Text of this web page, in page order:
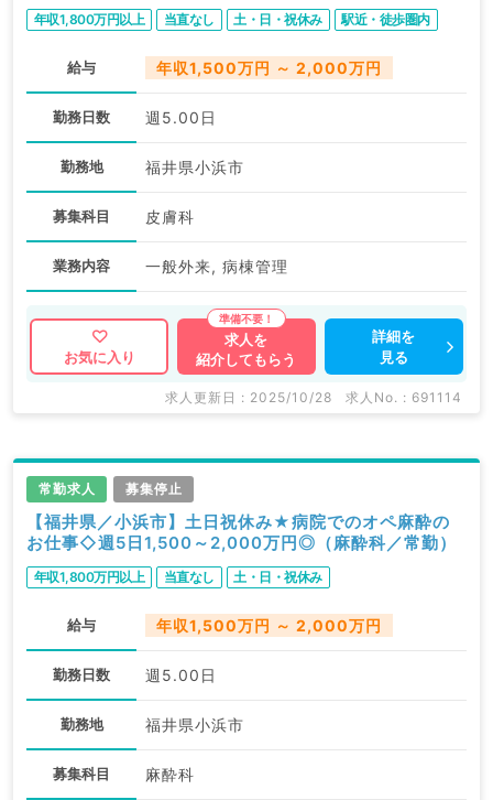
年収1,800万円以上 当直なし 土・日・祝休み 駅近・徒歩圏内
給与 年収1,500万円 ～ 2,000万円
勤務日数 週5.00日
勤務地 福井県小浜市
募集科目 皮膚科
業務内容 一般外来, 病棟管理
お気に入り
求人を
紹介してもらう
詳細を
見る
求人更新日 : 2025/10/28 求人No. : 691114
常勤求人 募集停止
【福井県／小浜市】土日祝休み★病院でのオペ麻酔の
お仕事◇週5日1,500～2,000万円◎（麻酔科／常勤）
年収1,800万円以上 当直なし 土・日・祝休み
給与 年収1,500万円 ～ 2,000万円
勤務日数 週5.00日
勤務地 福井県小浜市
募集科目 麻酔科